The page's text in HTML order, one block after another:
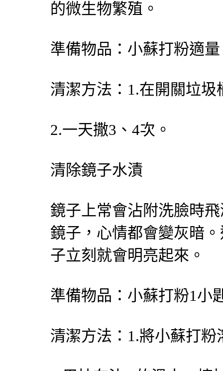
的微生物繁殖。
準備物品：小蘇打粉適
清潔方法：1.在開關垃
2.一天撒3、4次。
清除鏡子水漬
鏡子上常會沾附洗臉時
鏡子，心情都會變灰暗
子立刻就會明亮起來。
準備物品：小蘇打粉1小
清潔方法：1.將小蘇打粉